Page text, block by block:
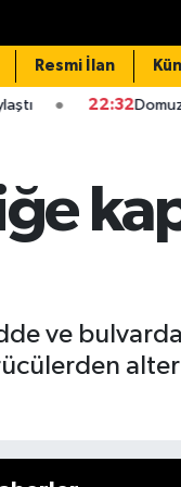
Resmi İlan
Domuz nöbetinde
ve